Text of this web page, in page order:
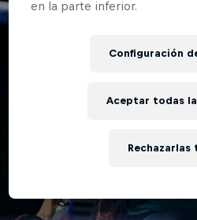
en la parte inferior.
Configuración
Rechazarlas
Aceptar todas